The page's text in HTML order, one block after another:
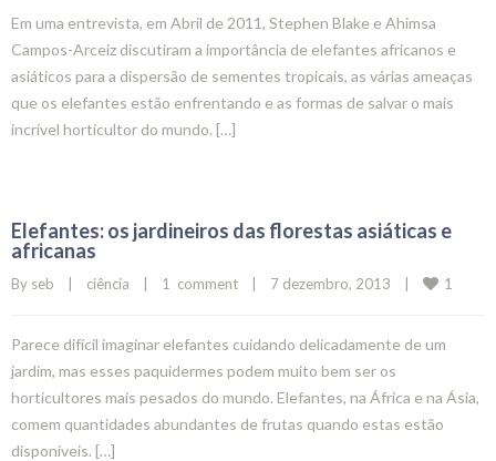
Em uma entrevista, em Abril de 2011, Stephen Blake e Ahimsa
Campos-Arceiz discutiram a importância de elefantes africanos e
asiáticos para a dispersão de sementes tropicais, as várias ameaças
que os elefantes estão enfrentando e as formas de salvar o mais
incrível horticultor do mundo. […]
Elefantes: os jardineiros das florestas asiáticas e
africanas
By seb | ciência | 1  comment | 7 dezembro, 2013 | 1
Parece difícil imaginar elefantes cuidando delicadamente de um
jardim, mas esses paquidermes podem muito bem ser os
horticultores mais pesados do mundo. Elefantes, na África e na Ásia,
comem quantidades abundantes de frutas quando estas estão
disponíveis. […]